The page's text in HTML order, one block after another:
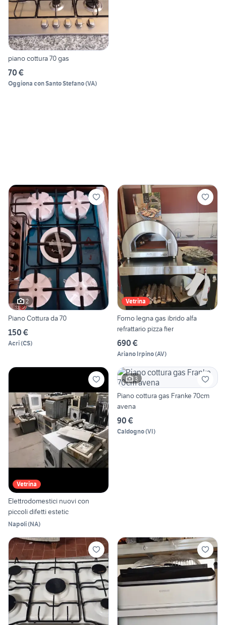
piano cottura 70 gas
70 €
Oggiona con Santo Stefano(VA)
2
Piano Cottura da 70
150 €
Acri(CS)
Vetrina
Forno legna gas ibrido alfa
refrattario pizza fier
690 €
Ariano Irpino(AV)
Vetrina
Elettrodomestici nuovi con
piccoli difetti estetic
Napoli(NA)
3
Piano cottura gas Franke 70cm
avena
90 €
Caldogno(VI)